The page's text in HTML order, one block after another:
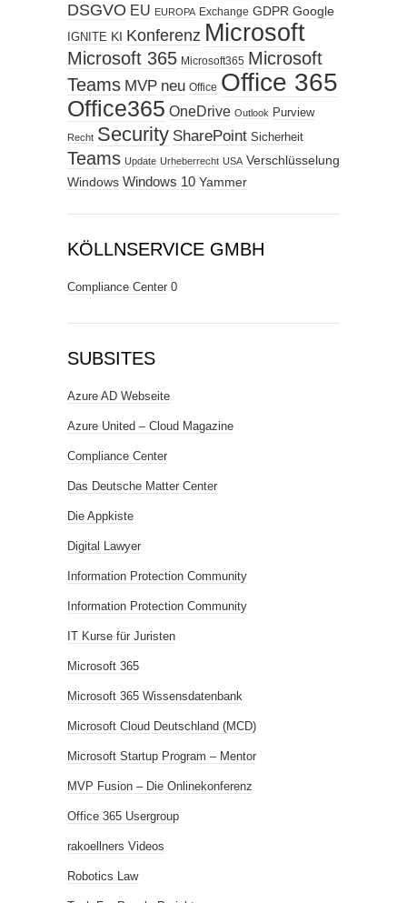
DSGVO EU EUROPA Exchange GDPR Google
IGNITE KI Konferenz Microsoft
Microsoft 365 Microsoft365 Microsoft
Teams MVP neu Office Office 365
Office365 OneDrive Outlook Purview
Recht Security SharePoint Sicherheit
Teams Update Urheberrecht USA Verschlüsselung
Windows Windows 10 Yammer
KÖLLNSERVICE GMBH
Compliance Center 0
SUBSITES
Azure AD Webseite
Azure United – Cloud Magazine
Compliance Center
Das Deutsche Matter Center
Die Appkiste
Digital Lawyer
Information Protection Community
Information Protection Community
IT Kurse für Juristen
Microsoft 365
Microsoft 365 Wissensdatenbank
Microsoft Cloud Deutschland (MCD)
Microsoft Startup Program – Mentor
MVP Fusion – Die Onlinekonferenz
Office 365 Usergroup
rakoellners Videos
Robotics Law